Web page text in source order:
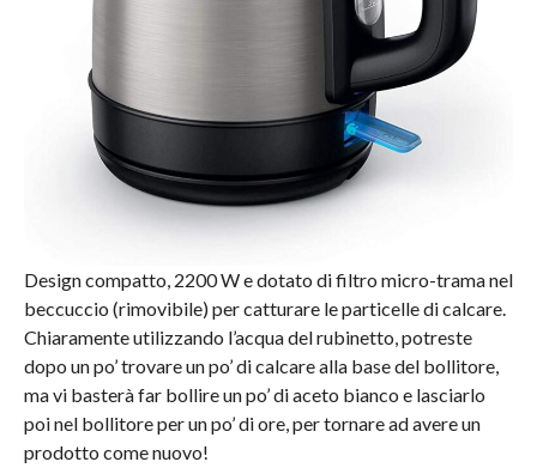
Design compatto, 2200 W e dotato di filtro micro-trama nel
beccuccio (rimovibile) per catturare le particelle di calcare.
Chiaramente utilizzando l’acqua del rubinetto, potreste
dopo un po’ trovare un po’ di calcare alla base del bollitore,
ma vi basterà far bollire un po’ di aceto bianco e lasciarlo
poi nel bollitore per un po’ di ore, per tornare ad avere un
prodotto come nuovo!